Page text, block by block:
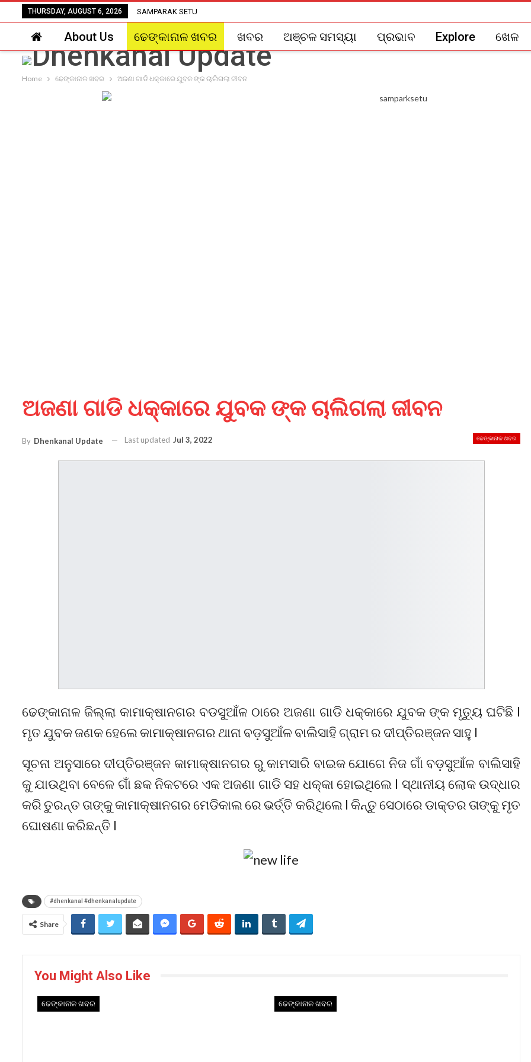
THURSDAY, AUGUST 6, 2026 SAMPARAK SETU
About Us ଢେଙ୍କାନାଳ ଖବର ଖବର ଅଞ୍ଚଳ ସମସ୍ୟା ପ୍ରଭାବ Explore ଖେଳ
Home ଢେଙ୍କାନାଳ ଖବର ଅଜଣା ଗାଡି ଧକ୍କାରେ ଯୁବକ ଙ୍କ ଚାଲିଗଲା ଜୀବନ
ଅଜଣା ଗାଡି ଧକ୍କାରେ ଯୁବକ ଙ୍କ ଚାଲିଗଲା ଜୀବନ
ଢେଙ୍କାନାଳ ଖବର
By Dhenkanal Update Last updated Jul 3, 2022
ଢେଙ୍କାନାଳ ଜିଲ୍ଲା କାମାକ୍ଷାନଗର ବଡସୁଆଁଳ ଠାରେ ଅଜଣା ଗାଡି ଧକ୍କାରେ ଯୁବକ ଙ୍କ ମୃତ୍ୟୁ ଘଟିଛି l
ମୃତ ଯୁବକ ଜଣକ ହେଲେ କାମାକ୍ଷାନଗର ଥାନା ବଡ଼ସୁଆଁଳ ବାଲିସାହି ଗ୍ରାମ ର ଦୀପ୍ତିରଞ୍ଜନ ସାହୁ l
ସୂଚନା ଅନୁସାରେ ଦୀପ୍ତିରଞ୍ଜନ କାମାକ୍ଷାନଗର ରୁ କାମସାରି ବାଇକ ଯୋଗେ ନିଜ ଗାଁ ବଡ଼ସୁଆଁଳ ବାଲିସାହି
କୁ ଯାଉଥିବା ବେଳେ ଗାଁ ଛକ ନିକଟରେ ଏକ ଅଜଣା ଗାଡି ସହ ଧକ୍କା ହୋଇଥିଲେ l ସ୍ଥାନୀୟ ଲୋକ ଉଦ୍ଧାର
କରି ତୁରନ୍ତ ତାଙ୍କୁ କାମାକ୍ଷାନଗର ମେଡିକାଲ ରେ ଭର୍ତ୍ତି କରିଥିଲେ l କିନ୍ତୁ ସେଠାରେ ଡାକ୍ତର ତାଙ୍କୁ ମୃତ
ଘୋଷଣା କରିଛନ୍ତି l
#dhenkanal #dhenkanalupdate
Share
You Might Also Like
ଢେଙ୍କାନାଳ ଖବର ଢେଙ୍କାନାଳ ଖବର